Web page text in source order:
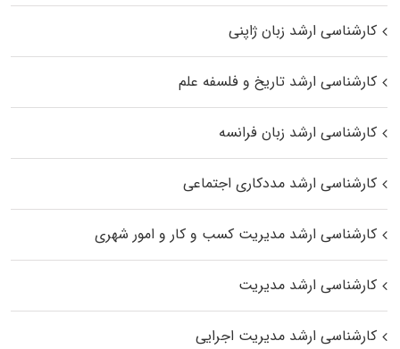
کارشناسی ارشد زبان ژاپنی
کارشناسی ارشد تاریخ و فلسفه علم
کارشناسی ارشد زبان فرانسه
کارشناسی ارشد مددکاری اجتماعی
کارشناسی ارشد مدیریت کسب و کار و امور شهری
کارشناسی ارشد مدیریت
کارشناسی ارشد مدیریت اجرایی